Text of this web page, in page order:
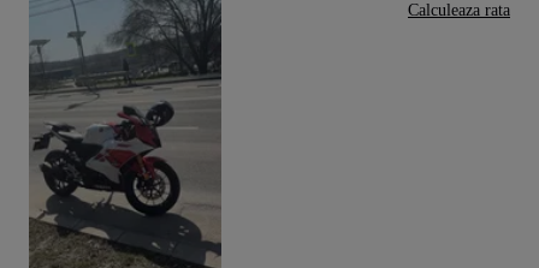
Calculeaza rata